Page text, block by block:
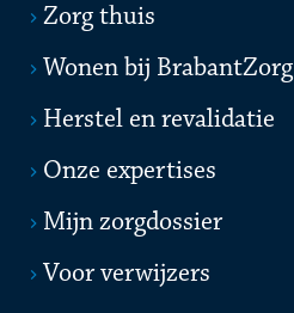
Zorg thuis
Wonen bij BrabantZorg
Herstel en revalidatie
Onze expertises
Mijn zorgdossier
Voor verwijzers